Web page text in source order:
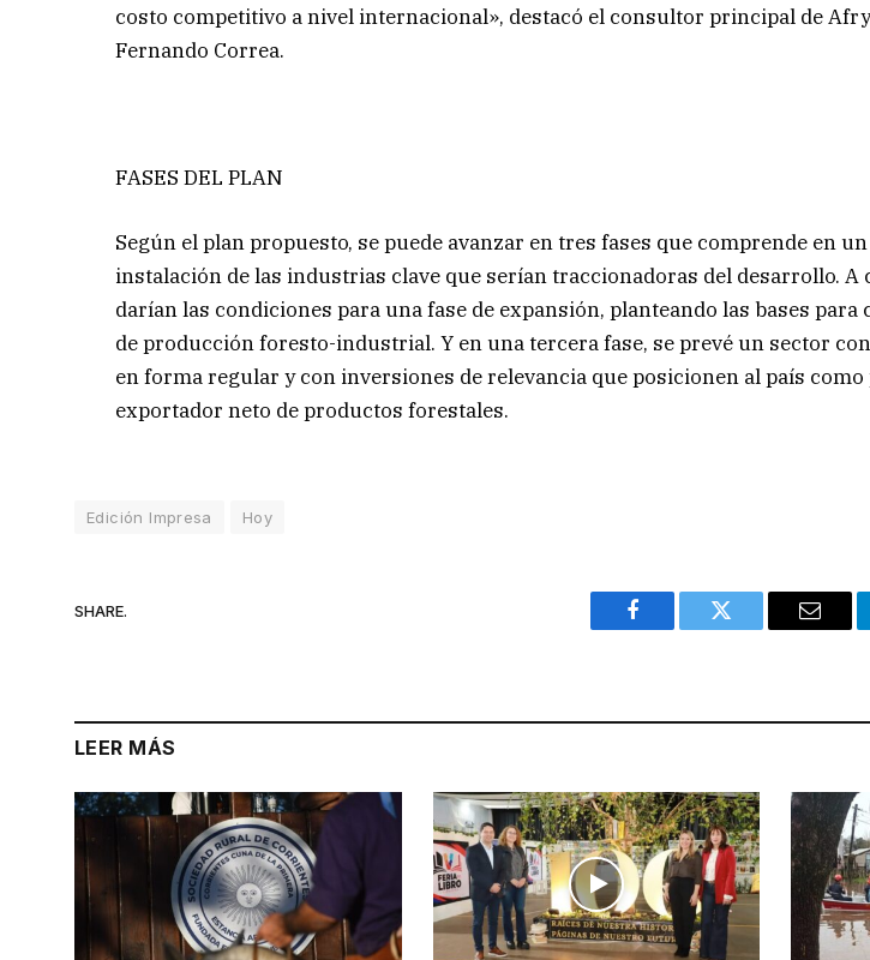
costo competitivo a nivel internacional», destacó el consultor principal de
Fernando Correa.
FASES DEL PLAN
Según el plan propuesto, se puede avanzar en tres fases que comprende en
instalación de las industrias clave que serían traccionadoras del desarrollo. A
darían las condiciones para una fase de expansión, planteando las bases
de producción foresto-industrial. Y en una tercera fase, se prevé un sector
en forma regular y con inversiones de relevancia que posicionen al país
exportador neto de productos forestales.
Edición Impresa Hoy
SHARE.
Facebook Twitter Email
LEER MÁS